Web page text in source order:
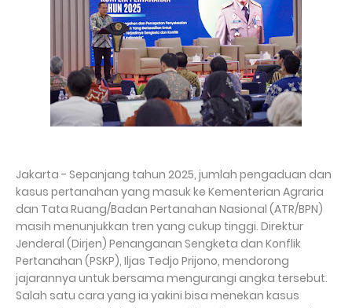
Jakarta - Sepanjang tahun 2025, jumlah pengaduan dan
kasus pertanahan yang masuk ke Kementerian Agraria
dan Tata Ruang/Badan Pertanahan Nasional (ATR/BPN)
masih menunjukkan tren yang cukup tinggi. Direktur
Jenderal (Dirjen) Penanganan Sengketa dan Konflik
Pertanahan (PSKP), Iljas Tedjo Prijono, mendorong
jajarannya untuk bersama mengurangi angka tersebut.
Salah satu cara yang ia yakini bisa menekan kasus